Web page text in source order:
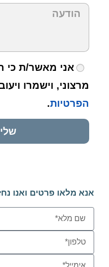
אני מאשר/ת כי
מרצוני, וישמרו
הפרטיות.
אנא מלאו פרטים ואנו